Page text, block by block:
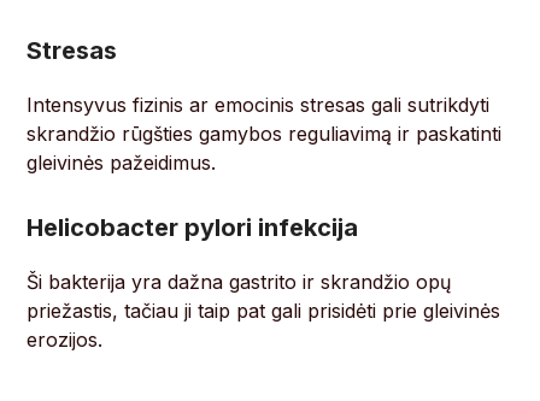
Stresas
Intensyvus fizinis ar emocinis stresas gali sutrikdyti
skrandžio rūgšties gamybos reguliavimą ir paskatinti
gleivinės pažeidimus.
Helicobacter pylori infekcija
Ši bakterija yra dažna gastrito ir skrandžio opų
priežastis, tačiau ji taip pat gali prisidėti prie gleivinės
erozijos.